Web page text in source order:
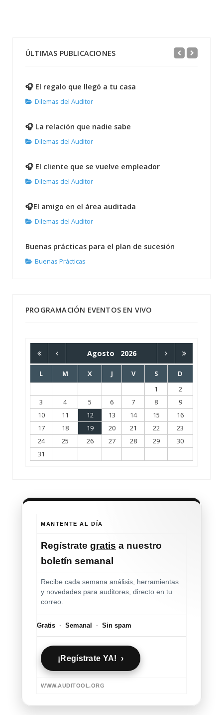
ÚLTIMAS PUBLICACIONES
🎧 El regalo que llegó a tu casa
Dilemas del Auditor
🎧 La relación que nadie sabe
Dilemas del Auditor
🎧 El cliente que se vuelve empleador
Dilemas del Auditor
🎧El amigo en el área auditada
Dilemas del Auditor
Buenas prácticas para el plan de sucesión
Buenas Prácticas
PROGRAMACIÓN EVENTOS EN VIVO
Agosto 2026
L M X J V S
D
1
2
3
4 5 6 7 8
9
10
11 12 13 14 15
16
17
18 19 20 21 22
23
24
25 26 27 28 29
30
31
MANTENTE AL DÍA
Regístrate gratis a nuestro
boletín semanal
Recibe cada semana análisis, herramientas
y novedades para auditores, directo en tu
correo.
Gratis · Semanal · Sin spam
¡Regístrate YA! ›
WWW.AUDITOOL.ORG